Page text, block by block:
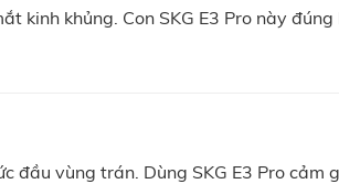
kinh khủng. Con SKG E3 Pro này
đầu vùng trán. Dùng SKG E3 Pro